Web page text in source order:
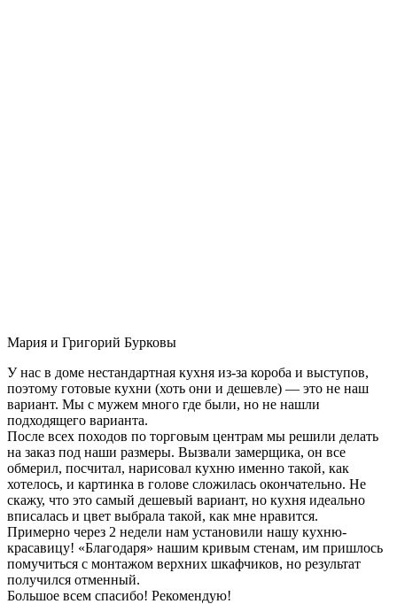
Мария и Григорий Бурковы
У нас в доме нестандартная кухня из-за короба и выступов,
поэтому готовые кухни (хоть они и дешевле) — это не наш
вариант. Мы с мужем много где были, но не нашли
подходящего варианта.
После всех походов по торговым центрам мы решили делать
на заказ под наши размеры. Вызвали замерщика, он все
обмерил, посчитал, нарисовал кухню именно такой, как
хотелось, и картинка в голове сложилась окончательно. Не
скажу, что это самый дешевый вариант, но кухня идеально
вписалась и цвет выбрала такой, как мне нравится.
Примерно через 2 недели нам установили нашу кухню-
красавицу! «Благодаря» нашим кривым стенам, им пришлось
помучиться с монтажом верхних шкафчиков, но результат
получился отменный.
Большое всем спасибо! Рекомендую!